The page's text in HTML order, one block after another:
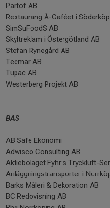
Partof AB
Restaurang Å-Caféet i
SimSuFoodS AB
Skyltreklam i Östergötland AB
Stefan Rynegård AB
Tecmar AB
Tupac AB
Westerberg Projekt AB
BAS
AB Safe Ekonomi
Adwisco Consulting AB
Aktiebolaget Fyhr:s Tryckluft-
Anläggningstransporter i
Barks Måleri & Dekoration AB
BC Redovisning AB